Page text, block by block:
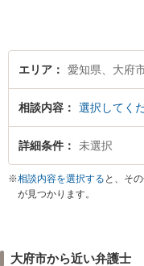
エリア 愛知県、大府
相談内容 選択してく
詳細条件 未選択
※相談内容を選択する と、そ
が見つかります。
大府市から近い弁護士